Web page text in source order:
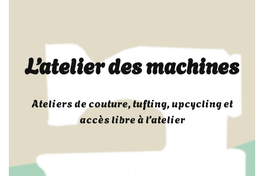
L’atelier des machines
Ateliers de couture, tufting, upcycling et
accès libre à l’atelier